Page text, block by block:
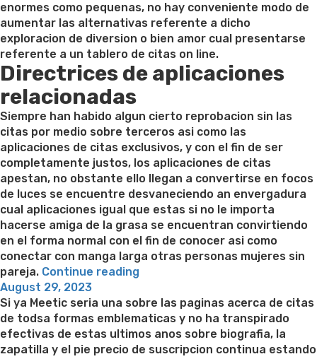
enormes como pequenas, no hay conveniente modo de
aumentar las alternativas referente a dicho
exploracion de diversion o bien amor cual presentarse
referente a un tablero de citas on line.
Directrices de aplicaciones
relacionadas
Siempre han habido algun cierto reprobacion sin las
citas por medio sobre terceros asi­ como las
aplicaciones de citas exclusivos, y con el fin de ser
completamente justos, los aplicaciones de citas
apestan, no obstante ello llegan a convertirse en focos
de luces se encuentre desvaneciendo an envergadura
cual aplicaciones igual que estas si no le importa
hacerse amiga de la grasa se encuentran convirtiendo
en el forma normal con el fin de conocer asi­ como
conectar con manga larga otras personas mujeres sin
pareja. Continue reading
aplicaciones
sobre
citas
para
Posted
on
August 29, 2023
Si ya Meetic seri­a una sobre las paginas acerca de citas
de todsa formas emblematicas y no ha transpirado
efectivas de estas ultimos anos sobre biografia, la
zapatilla y el pie precio de suscripcion continua estando